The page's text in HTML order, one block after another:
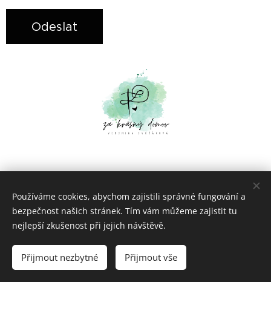
Odeslat
Dělá mi radost dělat vám radost!
© 2023 Za krásný domov od Veroniky Dvořákové
Vytvořeno službou Webnode
Používáme cookies, abychom zajistili správné fungování a
bezpečnost našich stránek. Tím vám můžeme zajistit tu
nejlepší zkušenost při jejich návštěvě.
Přijmout nezbytné Přijmout vše